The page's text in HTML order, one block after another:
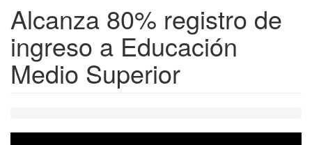
Alcanza 80% registro de
ingreso a Educación
Medio Superior